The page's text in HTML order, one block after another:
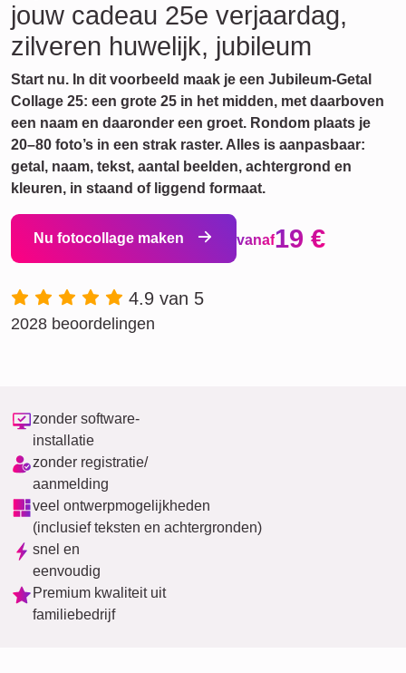
jouw cadeau 25e verjaardag,
zilveren huwelijk, jubileum
Start nu. In dit voorbeeld maak je een Jubileum-Getal
Collage 25: een grote 25 in het midden, met daarboven
een naam en daaronder een groet. Rondom plaats je
20–80 foto’s in een strak raster. Alles is aanpasbaar:
getal, naam, tekst, aantal beelden, achtergrond en
kleuren, in staand of liggend formaat.
Nu fotocollage maken vanaf19 €
4.9 van 5
2028 beoordelingen
zonder software-
installatie
zonder registratie/
aanmelding
veel ontwerpmogelijkheden
(inclusief teksten en achtergronden)
snel en
eenvoudig
Premium kwaliteit uit
familiebedrijf